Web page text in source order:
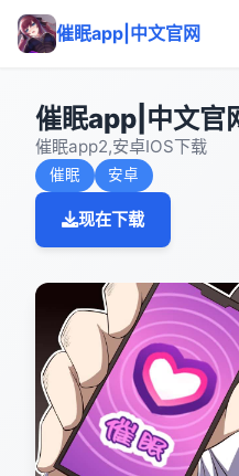
催眠app|中文官网
催眠app|中文官
催眠app2,安卓IOS下载
催眠 安卓
现在下载